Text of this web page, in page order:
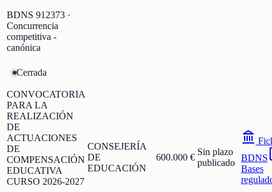
BDNS 912373 ·
Concurrencia
competitiva -
canónica
Cerrada
CONVOCATORIA
PARA LA
REALIZACIÓN
DE
ACTUACIONES
DE
COMPENSACIÓN
EDUCATIVA
CURSO 2026-2027
CONSEJERÍA
DE
EDUCACIÓN
600.000 €
Sin plazo
publicado BDNS
Bases